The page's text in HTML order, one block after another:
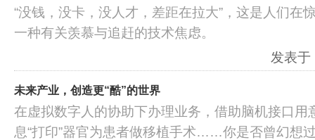
“没钱，没卡，没人才，差距在拉大”，这是人们在
一种有关羡慕与追赶的技术焦虑。
发表
未来产业，创造更“酷”的世界
在虚拟数字人的协助下办理业务，借助脑机接口用
息“打印”器官为患者做移植手术……你是否曾幻想